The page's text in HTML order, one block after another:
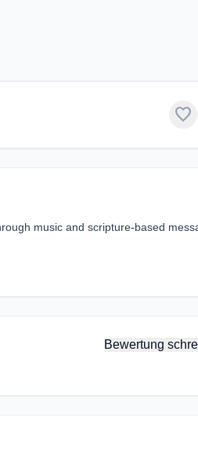
favorite
music and scripture-based
Bewertung